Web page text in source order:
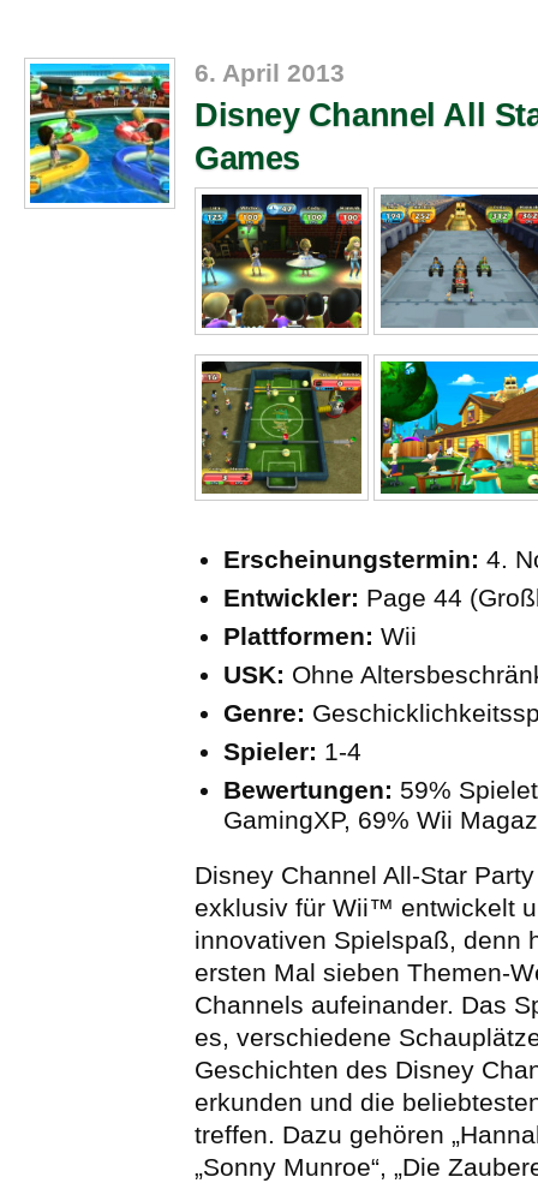
6. April 2013
Disney Channel All
Games
Erscheinungstermin: 4.
Entwickler: Page 44
Plattformen: Wii
USK: Ohne
Genre:
Spieler: 1-4
Bewertungen: 59%
GamingXP, 69% Wii
Disney Channel All-Star
exklusiv für Wii™ entwickelt
innovativen Spielspaß, denn
ersten Mal sieben Themen-
Channels aufeinander. Das
es, verschiedene
Geschichten des Disney
erkunden und die
treffen. Dazu gehören
„Sonny Munroe“, „Die